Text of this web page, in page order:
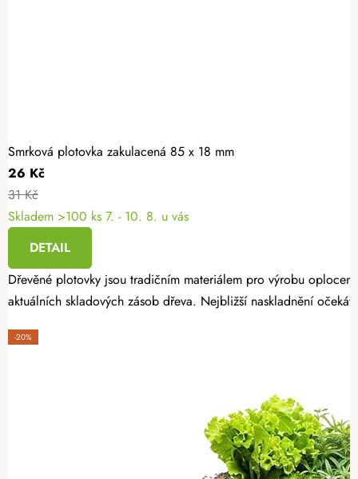
Smrková plotovka zakulacená 85 x 18 mm
26 Kč
31 Kč
Skladem >100 ks 7. - 10. 8. u vás
DETAIL
Dřevěné plotovky jsou tradičním materiálem pro výrobu
aktuálních skladových zásob dřeva. Nejbližší naskladnění
-20%